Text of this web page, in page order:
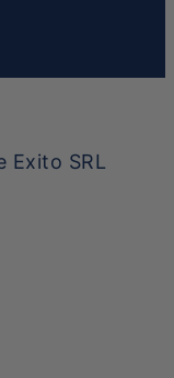
Exito SRL